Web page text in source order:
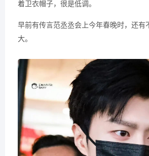
着卫衣帽子，很是低调。
早前有传言范丞丞会上今年春晚时，还有
大。